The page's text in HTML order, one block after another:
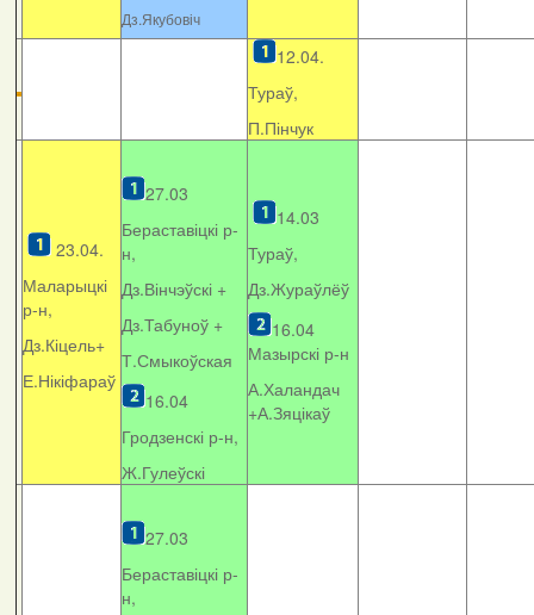
Дз.Якубовіч
12.04.
Тураў,
П.Пінчук
23.04.
Маларыцкі
р-н,
Дз.Кіцель+
Е.Нікіфараў
27.03
Бераставіцкі р-
н,
Дз.Вінчэўскі +
Дз.Табуноў +
Т.Смыкоўская
16.04
Гродзенскі р-н,
Ж.Гулеўскі
14.03
Тураў,
Дз.Жураўлёў
16.04
Мазырскі р-н
А.Халандач
+А.Зяцікаў
27.03
Бераставіцкі р-
н,